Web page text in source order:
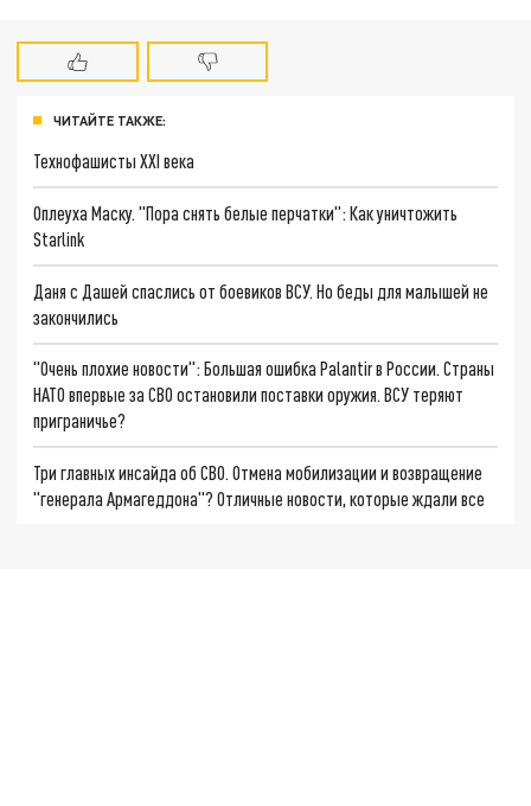
ЧИТАЙТЕ ТАКЖЕ:
Технофашисты XXI века
Оплеуха Маску. "Пора снять белые перчатки": Как уничтожить
Starlink
Даня с Дашей спаслись от боевиков ВСУ. Но беды для малышей не
закончились
"Очень плохие новости": Большая ошибка Palantir в России. Страны
НАТО впервые за СВО остановили поставки оружия. ВСУ теряют
приграничье?
Три главных инсайда об СВО. Отмена мобилизации и возвращение
"генерала Армагеддона"? Отличные новости, которые ждали все